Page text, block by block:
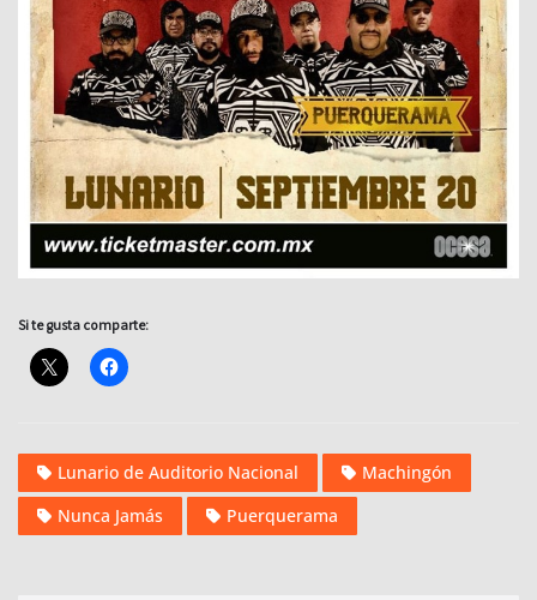
Si te gusta comparte:
Lunario de Auditorio Nacional
Machingón
Nunca Jamás
Puerquerama